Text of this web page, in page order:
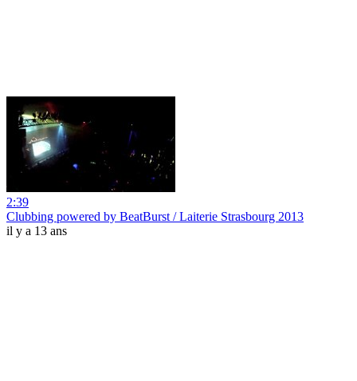
2:39
Clubbing powered by BeatBurst / Laiterie Strasbourg 2013
il y a 13 ans